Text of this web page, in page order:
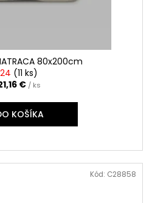
80x200cm
24 (11 ks)
€ / ks
KOŠÍKA
Kód: C28858